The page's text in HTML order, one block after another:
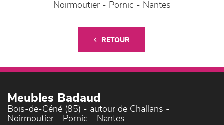
Noirmoutier - Pornic - Nantes
RETOUR
Meubles Badaud
Bois-de-Céné (85) - autour de Challans -
Noirmoutier - Pornic - Nantes